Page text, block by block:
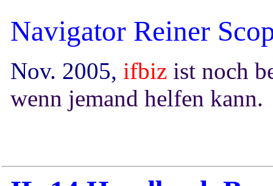
Navigator Reiner
Nov. 2005, ifbiz ist noch
wenn jemand helfen kann.